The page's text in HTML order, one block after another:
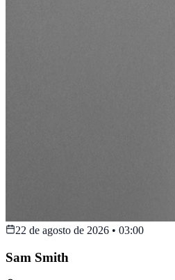
22 de agosto de 2026 • 03:00
Sam Smith